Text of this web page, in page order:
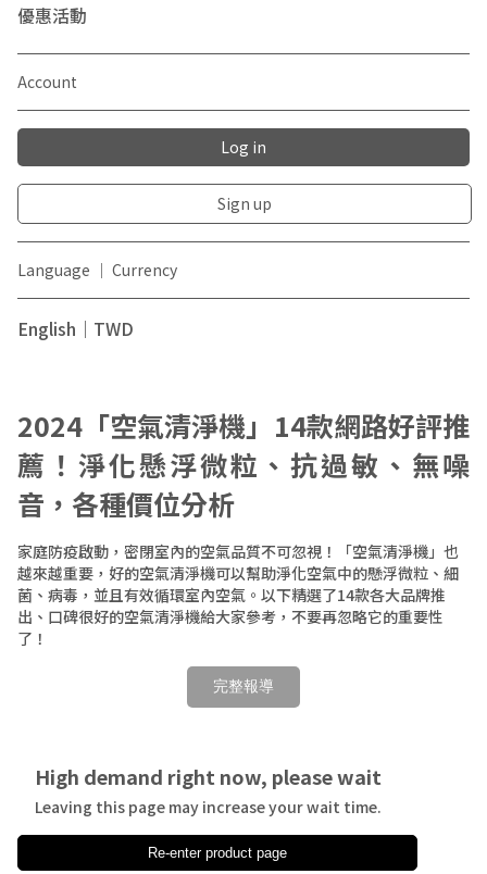
優惠活動
Account
Log in
Sign up
Language ｜ Currency
English｜TWD
2024「空氣清淨機」14款網路好評推
薦！淨化懸浮微粒、抗過敏、無噪
音，各種價位分析
家庭防疫啟動，密閉室內的空氣品質不可忽視！「空氣清淨機」也
越來越重要，好的空氣清淨機可以幫助淨化空氣中的懸浮微粒、細
菌、病毒，並且有效循環室內空氣。以下精選了14款各大品牌推
出、口碑很好的空氣清淨機給大家參考，不要再忽略它的重要性
了！
完整報導
High demand right now, please wait
Leaving this page may increase your wait time.
Re-enter product page